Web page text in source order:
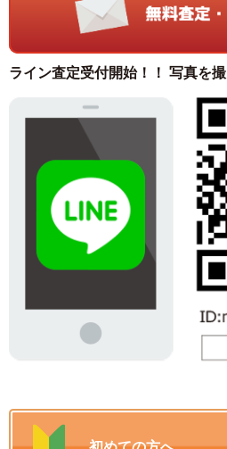
ライン査定受付開始！！ 写真を